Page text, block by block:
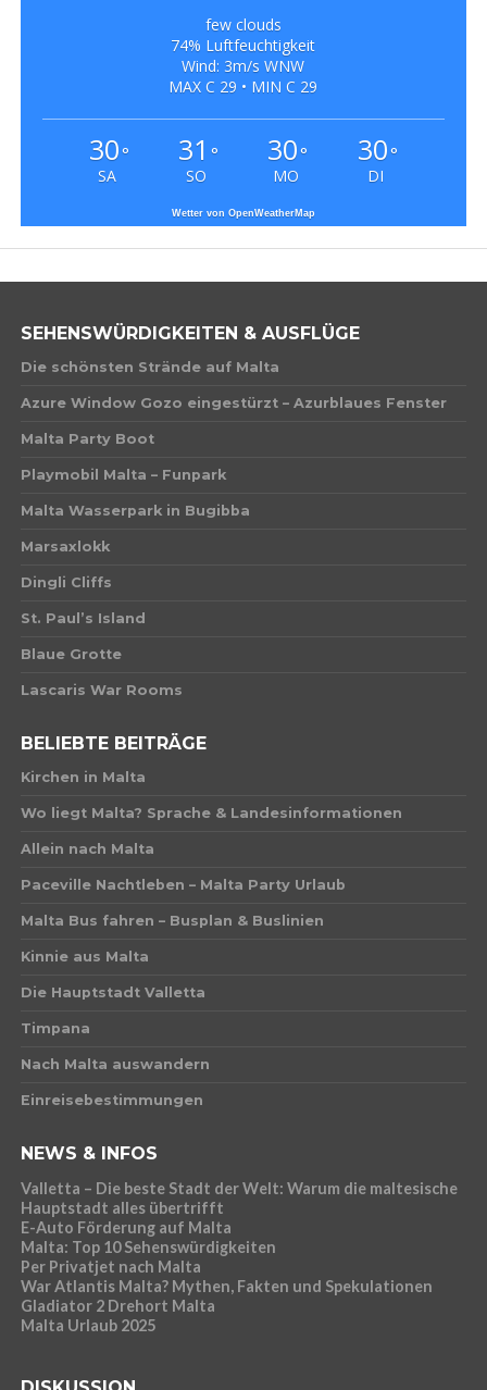
few clouds
74% Luftfeuchtigkeit
Wind: 3m/s WNW
MAX C 29 • MIN C 29
30°
SA
31 °
SO
30°
MO
30°
DI
Wetter von OpenWeatherMap
SEHENSWÜRDIGKEITEN & AUSFLÜGE
Die schönsten Strände auf Malta
Azure Window Gozo eingestürzt – Azurblaues Fenster
Malta Party Boot
Playmobil Malta – Funpark
Malta Wasserpark in Bugibba
Marsaxlokk
Dingli Cliffs
St. Paul’s Island
Blaue Grotte
Lascaris War Rooms
BELIEBTE BEITRÄGE
Kirchen in Malta
Wo liegt Malta? Sprache & Landesinformationen
Allein nach Malta
Paceville Nachtleben – Malta Party Urlaub
Malta Bus fahren – Busplan & Buslinien
Kinnie aus Malta
Die Hauptstadt Valletta
Timpana
Nach Malta auswandern
Einreisebestimmungen
NEWS & INFOS
Valletta – Die beste Stadt der Welt: Warum die maltesische
Hauptstadt alles übertrifft
E-Auto Förderung auf Malta
Malta: Top 10 Sehenswürdigkeiten
Per Privatjet nach Malta
War Atlantis Malta? Mythen, Fakten und Spekulationen
Gladiator 2 Drehort Malta
Malta Urlaub 2025